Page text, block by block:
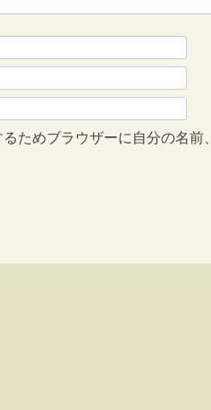
ためブラウザーに自分の名